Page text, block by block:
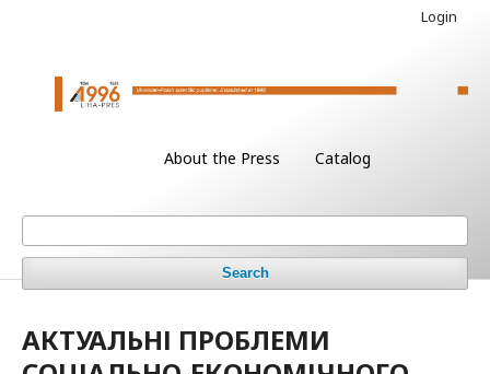
About the Press Catalog
Search
Login
АКТУАЛЬНІ ПРОБЛЕМИ